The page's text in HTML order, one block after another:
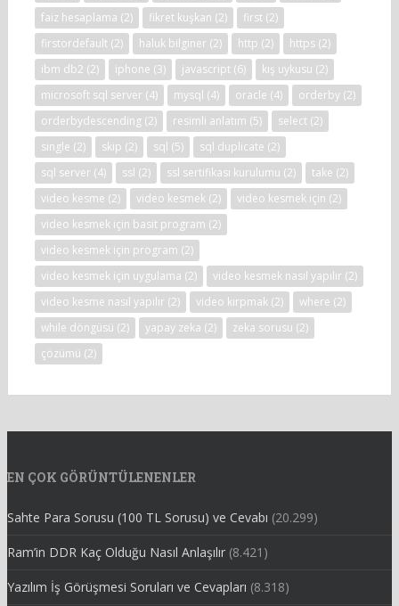
faiz hesaplama (2) fikret kuşkan (2) first (2)
firstordefault (2) haluk bilginer (2) http (2) https (2)
ibm db2 (2) iphone (3) javascript (6) kış uykusu (2)
microsoft sql server (4) mysql (4) oracle (4) orderby (2)
orderbydescending (2) resimli anlatım (5) select (2)
single (2) skip (2) sql (5) sql duplicate (2)
sql server (4) ssl (2) ssl sertifikası kurulumu (2) take (2)
video kesme (2) video kesmek (2) video kesmek için (2)
video kesmek için basit program (2)
video kesmek için program (2)
video kesmek için uygulama (2) video kesmek nasıl yapılır (2)
video kesme nasıl yapılır (2) video kırpmak (2) where (2)
while döngüsü (2) yapay zeka (2) zeka sorusu (2)
çözümü (2)
EN ÇOK GÖRÜNTÜLENENLER
Sahte Para Sorusu (100 TL Sorusu) ve Cevabı (20.299)
Ram’in DDR Kaç Olduğu Nasıl Anlaşılır (8.421)
Yazılım İş Görüşmesi Soruları ve Cevapları (8.318)